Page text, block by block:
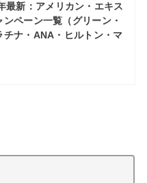
最新：アメリカン・エキス
ペーン一覧（グリーン・
チナ・ANA・ヒルトン・マ